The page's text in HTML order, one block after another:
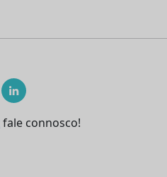
fale connosco!